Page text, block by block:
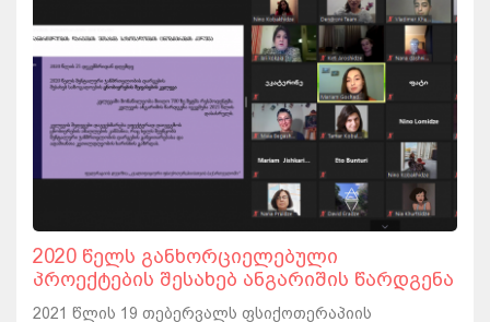
2020 წელს განხორციელებული
პროექტების შესახებ ანგარიშის წარდგენა
2021 წლის 19 თებერვალს ფსიქოთერაპიის